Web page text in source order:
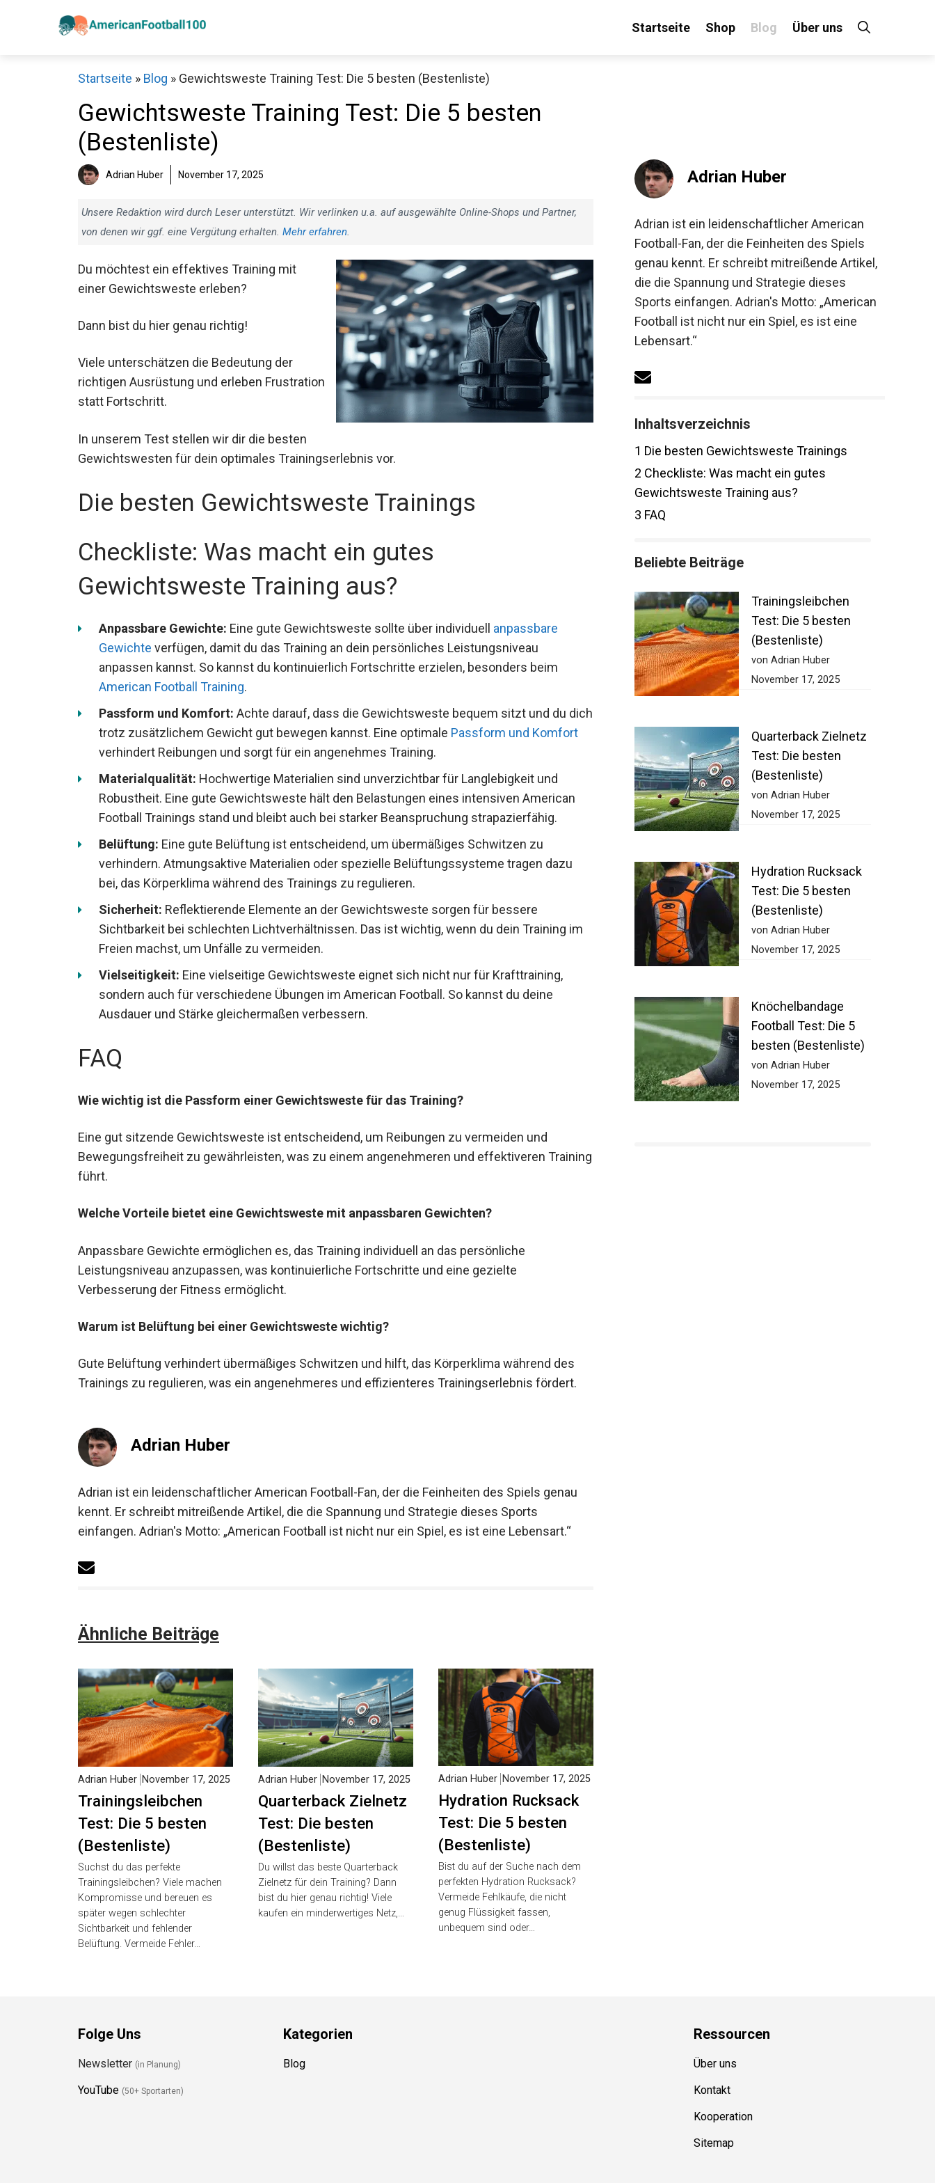
Startseite Shop Blog Über uns
Startseite » Blog » Gewichtsweste Training Test: Die 5 besten (Bestenliste)
Gewichtsweste Training Test: Die 5 besten
(Bestenliste)
Adrian Huber November 17, 2025
Unsere Redaktion wird durch Leser unterstützt. Wir verlinken u.a. auf ausgewählte Online-Shops und Partner,
von denen wir ggf. eine Vergütung erhalten. Mehr erfahren.
Du möchtest ein effektives Training mit
einer Gewichtsweste erleben?
Dann bist du hier genau richtig!
Viele unterschätzen die Bedeutung der
richtigen Ausrüstung und erleben
Frustration statt Fortschritt.
In unserem Test stellen wir dir die besten Gewichtswesten für dein optimales
Trainingserlebnis vor.
Die besten Gewichtsweste Trainings
Checkliste: Was macht ein gutes
Gewichtsweste Training aus?
Anpassbare Gewichte: Eine gute Gewichtsweste sollte über individuell anpassbare
Gewichte verfügen, damit du das Training an dein persönliches Leistungsniveau
anpassen kannst. So kannst du kontinuierlich Fortschritte erzielen, besonders beim
American Football Training.
Passform und Komfort: Achte darauf, dass die Gewichtsweste bequem sitzt und du
dich trotz zusätzlichem Gewicht gut bewegen kannst. Eine optimalePassform und
Komfortverhindert Reibungen und sorgt für ein angenehmes Training.
Materialqualität: Hochwertige Materialien sind unverzichtbar für Langlebigkeit und
Robustheit. Eine gute Gewichtsweste hält den Belastungen eines intensiven American
Football Trainings stand und bleibt auch bei starker Beanspruchung strapazierfähig.
Belüftung: Eine gute Belüftung ist entscheidend, um übermäßiges Schwitzen zu
verhindern. Atmungsaktive Materialien oder spezielle Belüftungssysteme tragen dazu
bei, das Körperklima während des Trainings zu regulieren.
Sicherheit: Reflektierende Elemente an der Gewichtsweste sorgen für bessere
Sichtbarkeit bei schlechten Lichtverhältnissen. Das ist wichtig, wenn du dein Training im
Freien machst, um Unfälle zu vermeiden.
Vielseitigkeit: Eine vielseitige Gewichtsweste eignet sich nicht nur für Krafttraining,
sondern auch für verschiedene Übungen im American Football. So kannst du deine
Ausdauer und Stärke gleichermaßen verbessern.
FAQ
Wie wichtig ist die Passform einer Gewichtsweste für das Training?
Eine gut sitzende Gewichtsweste ist entscheidend, um Reibungen zu vermeiden und
Bewegungsfreiheit zu gewährleisten, was zu einem angenehmeren und effektiveren
Training führt.
Welche Vorteile bietet eine Gewichtsweste mit anpassbaren Gewichten?
Anpassbare Gewichte ermöglichen es, das Training individuell an das persönliche
Leistungsniveau anzupassen, was kontinuierliche Fortschritte und eine gezielte
Verbesserung der Fitness ermöglicht.
Warum ist Belüftung bei einer Gewichtsweste wichtig?
Gute Belüftung verhindert übermäßiges Schwitzen und hilft, das Körperklima während des
Trainings zu regulieren, was ein angenehmeres und effizienteres Trainingserlebnis fördert.
Adrian Huber
Adrian ist ein leidenschaftlicher American Football-Fan, der die Feinheiten des Spiels genau
kennt. Er schreibt mitreißende Artikel, die die Spannung und Strategie dieses Sports
einfangen. Adrian's Motto: „American Football ist nicht nur ein Spiel, es ist eine Lebensart.“
Ähnliche Beiträge
Trainingsleibchen
Test: Die 5 besten
(Bestenliste)
Adrian Huber November 17, 2025
Suchst du das perfekte
Trainingsleibchen? Viele machen
Kompromisse und bereuen es
später wegen schlechter
Sichtbarkeit und fehlender
Belüftung. Vermeide Fehler…
Quarterback Zielnetz
Test: Die besten
(Bestenliste)
Adrian Huber November 17, 2025
Du willst das beste Quarterback
Zielnetz für dein Training? Dann
bist du hier genau richtig! Viele
kaufen ein minderwertiges Netz,…
Hydration Rucksack
Test: Die 5 besten
(Bestenliste)
Adrian Huber November 17, 2025
Bist du auf der Suche nach dem
perfekten Hydration Rucksack?
Vermeide Fehlkäufe, die nicht
genug Flüssigkeit fassen,
unbequem sind oder…
Adrian Huber
Adrian ist ein leidenschaftlicher American
Football-Fan, der die Feinheiten des Spiels
genau kennt. Er schreibt mitreißende
Artikel, die die Spannung und Strategie
dieses Sports einfangen. Adrian's Motto:
„American Football ist nicht nur ein Spiel, es
ist eine Lebensart.“
Inhaltsverzeichnis
Die besten Gewichtsweste Trainings
Checkliste: Was macht ein gutes
Gewichtsweste Training aus?
FAQ
Beliebte Beiträge
Trainingsleibchen
Test: Die 5 besten
(Bestenliste)
von Adrian Huber
November 17, 2025
Quarterback Zielnetz
Test: Die besten
(Bestenliste)
von Adrian Huber
November 17, 2025
Hydration Rucksack
Test: Die 5 besten
(Bestenliste)
von Adrian Huber
November 17, 2025
Knöchelbandage
Football Test: Die 5
besten (Bestenliste)
von Adrian Huber
November 17, 2025
Folge Uns
Newsletter(in Planung)
YouTube (50+ Sportarten)
Kategorien
Blog
Ressourcen
Über uns
Kontakt
Kooperation
Sitemap
Decathlon Sale
Schaue dir jetzt die meistverkauften Produkte im Sale bei Decathlon an!
Jetzt anschauen